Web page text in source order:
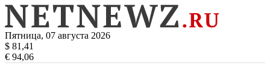
Пятница, 07 августа 2026
$ 81,41
€ 94,06